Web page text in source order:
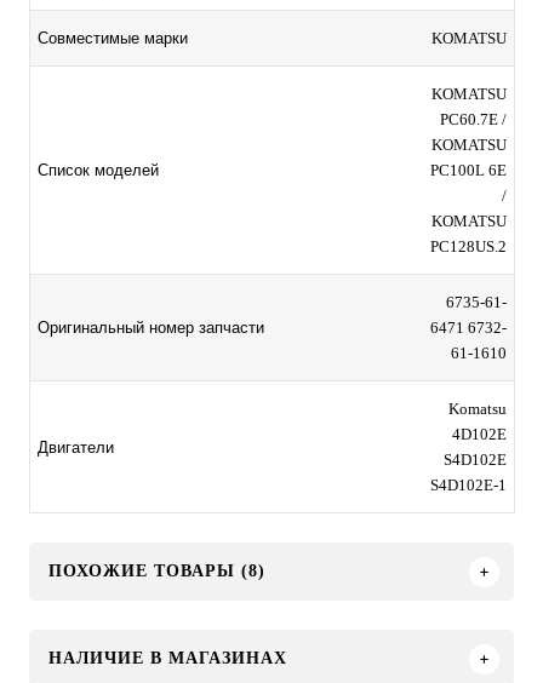
Совместимые марки KOMATSU
Список моделей
KOMATSU
PC60.7E /
KOMATSU
PC100L 6E
/
KOMATSU
PC128US.2
Оригинальный номер запчасти
6735-61-
6471 6732-
61-1610
Двигатели
Komatsu
4D102E
S4D102E
S4D102E-1
ПОХОЖИЕ ТОВАРЫ (8)
НАЛИЧИЕ В МАГАЗИНАХ